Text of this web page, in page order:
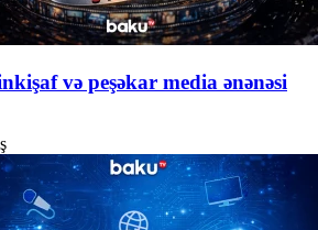
və peşəkar media ənənəsi